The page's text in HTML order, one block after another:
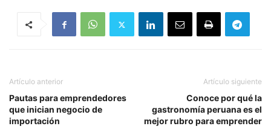
Artículo anterior
Pautas para emprendedores
que inician negocio de
importación
Artículo siguiente
Conoce por qué la
gastronomía peruana es el
mejor rubro para emprender